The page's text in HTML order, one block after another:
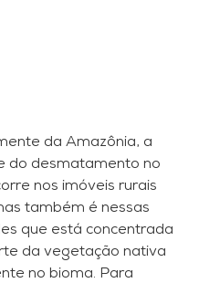
da Amazônia, a
do desmatamento no
nos imóveis rurais
também é nessas
que está concentrada
da vegetação nativa
no bioma. Para